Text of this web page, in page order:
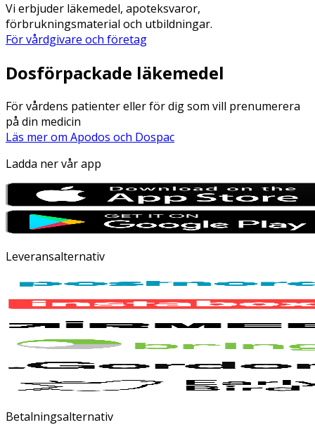
Vi erbjuder läkemedel, apoteksvaror,
förbrukningsmaterial och utbildningar.
För vårdgivare och företag
Dosförpackade läkemedel
För vårdens patienter eller för dig som vill prenumerera
på din medicin
Läs mer om Apodos och Dospac
Ladda ner vår app
Leveransalternativ
Betalningsalternativ